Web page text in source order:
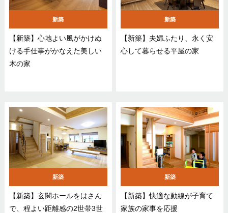
新築
【新築】心地よい風がかけぬ
ける手仕事がかなえた美しい
木の家
新築
【新築】夫婦ふたり、永く安
心して暮らせる平屋の家
新築
【新築】玄関ホールをはさん
で、程よい距離感の2世帯3世
新築
【新築】快適な動線が子育て
家族の家事を応援